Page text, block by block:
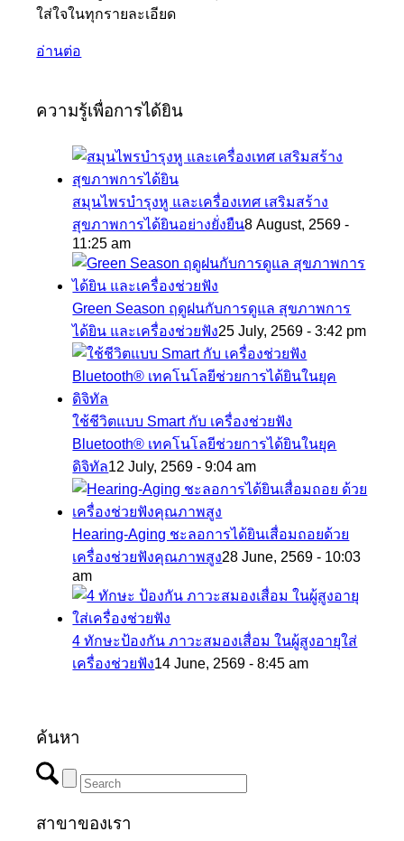
ใส่ใจในทุกรายละเอียด
อ่านต่อ
ความรู้เพื่อการได้ยิน
สมุนไพรบำรุงหู และเครื่องเทศ เสริมสร้าง
สุขภาพการได้ยินอย่างยั่งยืน8 August, 2569 -
11:25 am
Green Season ฤดูฝนกับการดูแล สุขภาพการ
ได้ยิน และเครื่องช่วยฟัง25 July, 2569 - 3:42 pm
ใช้ชีวิตแบบ Smart กับ เครื่องช่วยฟัง
Bluetooth® เทคโนโลยีช่วยการได้ยินในยุค
ดิจิทัล12 July, 2569 - 9:04 am
Hearing-Aging ชะลอการได้ยินเสื่อมถอยด้วย
เครื่องช่วยฟังคุณภาพสูง28 June, 2569 - 10:03
am
4 ทักษะป้องกัน ภาวะสมองเสื่อม ในผู้สูงอายุใส่
เครื่องช่วยฟัง14 June, 2569 - 8:45 am
ค้นหา
สาขาของเรา